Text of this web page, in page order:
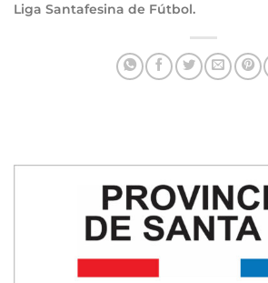
Liga Santafesina de Fútbol.